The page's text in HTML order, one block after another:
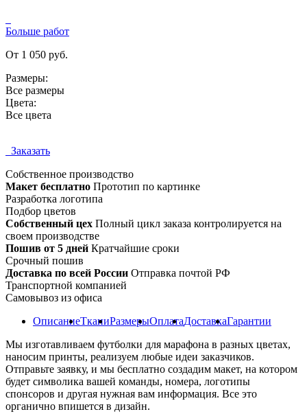
Больше работ
От 1 050 руб.
Размеры:
Все размеры
Цвета:
Все цвета
Заказать
Собственное производство
Макет бесплатно Прототип по картинке
Разработка логотипа
Подбор цветов
Собственный цех Полный цикл заказа контролируется на
своем производстве
Пошив от 5 дней Кратчайшие сроки
Срочный пошив
Доставка по всей России Отправка почтой РФ
Транспортной компанией
Самовывоз из офиса
ОписаниеТканиРазмерыОплатаДоставкаГарантии
Мы изготавливаем футболки для марафона в разных цветах,
наносим принты, реализуем любые идеи заказчиков.
Отправьте заявку, и мы бесплатно создадим макет, на котором
будет символика вашей команды, номера, логотипы
спонсоров и другая нужная вам информация. Все это
органично впишется в дизайн.